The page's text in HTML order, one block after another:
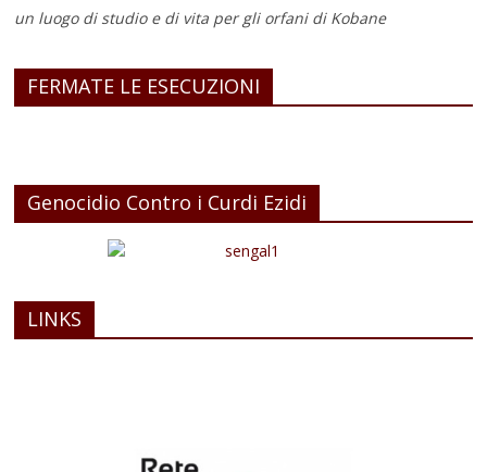
un luogo di studio e di vita per gli orfani di Kobane
FERMATE LE ESECUZIONI
Genocidio Contro i Curdi Ezidi
LINKS